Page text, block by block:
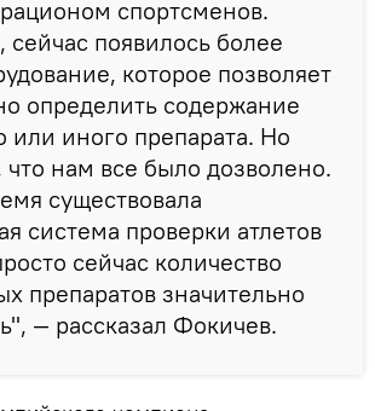
спортсменов.
сейчас появилось более
которое позволяет
определить содержание
или иного препарата. Но
что нам все было дозволено.
существовала
система проверки атлетов
сейчас количество
препаратов значительно
— рассказал Фокичев.